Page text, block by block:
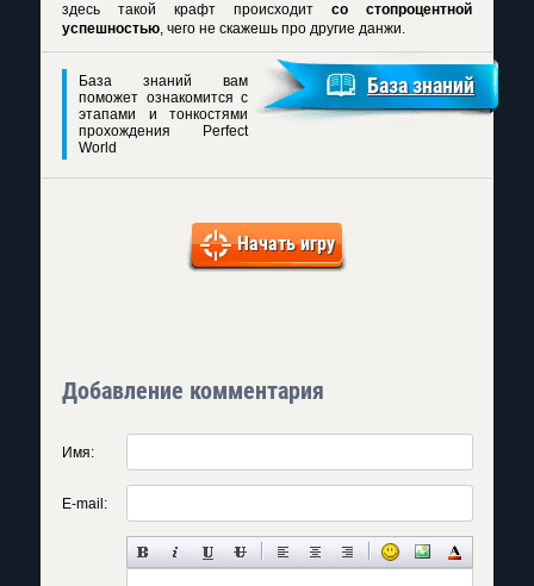
здесь такой крафт происходит со стопроцентной
успешностью, чего не скажешь про другие данжи.
База знаний вам
поможет ознакомится с
этапами и тонкостями
прохождения Perfect
World
База знаний
Начать игру
Добавление комментария
Имя:
E-mail: